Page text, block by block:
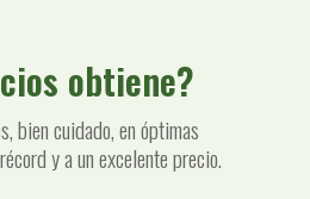
obtiene?
bien cuidado, en óptimas
y a un excelente precio.